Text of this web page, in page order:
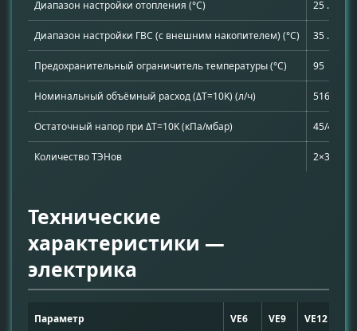
Диапазон настройки отопления (°C) 25 ... 85
Диапазон настройки ГВС (с внешним накопителем) (°C) 35 ... 70
Предохранительный ограничитель температуры (°C) 95
Номинальный объёмный расход (ΔT=10K) (л/ч) 516
Остаточный напор при ΔT=10K (кПа/мбар) 45/450
Количество ТЭНов 2×3
Технические
характеристики —
электрика
Параметр VE6 VE9 VE12